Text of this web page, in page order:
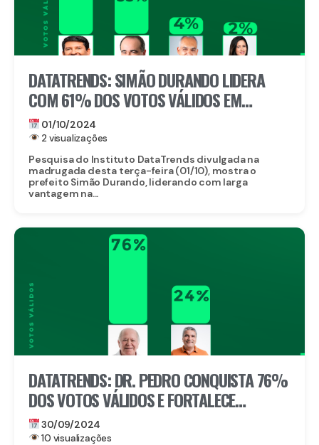
DATATRENDS: SIMÃO DURANDO LIDERA
COM 61% DOS VOTOS VÁLIDOS EM
PETROLINA
01/10/2024
2 visualizações
Pesquisa do Instituto DataTrends divulgada na
madrugada desta terça-feira (01/10), mostra o
prefeito Simão Durando, liderando com larga
vantagem na...
DATATRENDS: DR. PEDRO CONQUISTA 76%
DOS VOTOS VÁLIDOS E FORTALECE
LIDERANÇA EM IGUARACY
30/09/2024
10 visualizações